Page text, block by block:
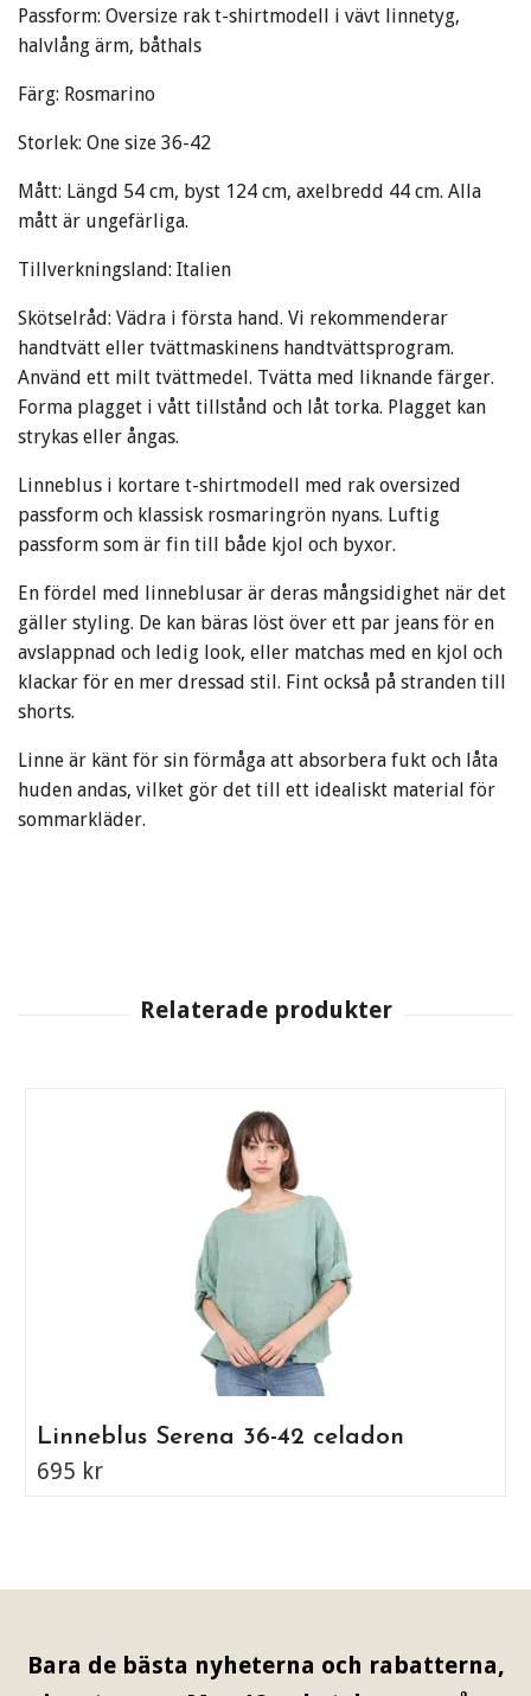
Passform: Oversize rak t-shirtmodell i vävt linnetyg,
halvlång ärm, båthals
Färg: Rosmarino
Storlek: One size 36-42
Mått: Längd 54 cm, byst 124 cm, axelbredd 44 cm. Alla
mått är ungefärliga.
Tillverkningsland: Italien
Skötselråd: Vädra i första hand. Vi rekommenderar
handtvätt eller tvättmaskinens handtvättsprogram.
Använd ett milt tvättmedel. Tvätta med liknande färger.
Forma plagget i vått tillstånd och låt torka. Plagget kan
strykas eller ångas.
Linneblus i kortare t-shirtmodell med rak oversized
passform och klassisk rosmaringrön nyans. Luftig
passform som är fin till både kjol och byxor.
En fördel med linneblusar är deras mångsidighet när det
gäller styling. De kan bäras löst över ett par jeans för en
avslappnad och ledig look, eller matchas med en kjol och
klackar för en mer dressad stil. Fint också på stranden till
shorts.
Linne är känt för sin förmåga att absorbera fukt och låta
huden andas, vilket gör det till ett idealiskt material för
sommarkläder.
Linneblus Serena 36-42 celadon
695 kr
Bara de bästa nyheterna och rabatterna,